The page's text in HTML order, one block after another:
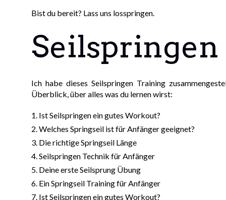
Bist du bereit? Lass uns losspringen.
Ich habe dieses Seilspringen Training
Überblick, über alles was du lernen wirst:
Ist Seilspringen ein gutes Workout?
Welches Springseil ist für Anfänger geeignet?
Die richtige Springseil Länge
Seilspringen Technik für Anfänger
Deine erste Seilsprung Übung
Ein Springseil Training für Anfänger
Ist Seilspringen ein gutes Workout?